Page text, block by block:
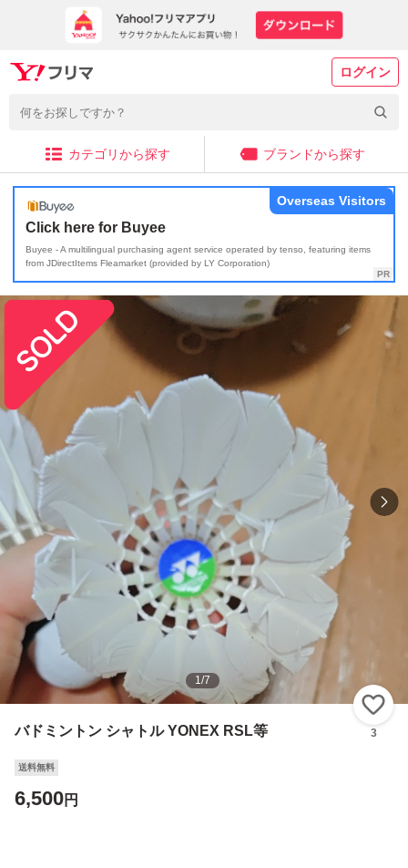
ログイン
カテゴリから探す ブランドから探す
Click here for Buyee
Buyee - A multilingual purchasing agent service operated by tenso, featuring items
from JDirectItems Fleamarket (provided by LY Corporation)
Overseas Visitors
1/7
バドミントン シャトル YONEX RSL等 3
送料無料
6,500円